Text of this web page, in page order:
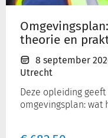
theorie en
8 september
Utrecht
Deze opleiding
omgevingsplan: wat